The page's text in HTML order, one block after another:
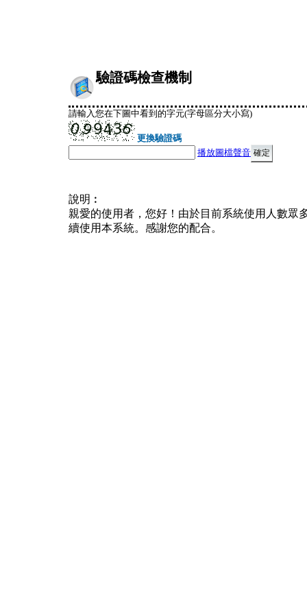
驗證碼檢查機制
請輸入您在下圖中看到的字元(字母區分大小寫)
更換驗證碼
播放圖檔聲音
說明︰
親愛的使用者，您好！由於目前系統使用人數眾
續使用本系統。感謝您的配合。